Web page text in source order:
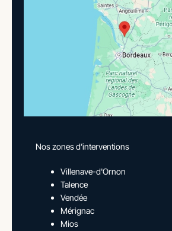
Nos zones d’interventions
Villenave-d'Ornon
Talence
Vendée
Mérignac
Mios